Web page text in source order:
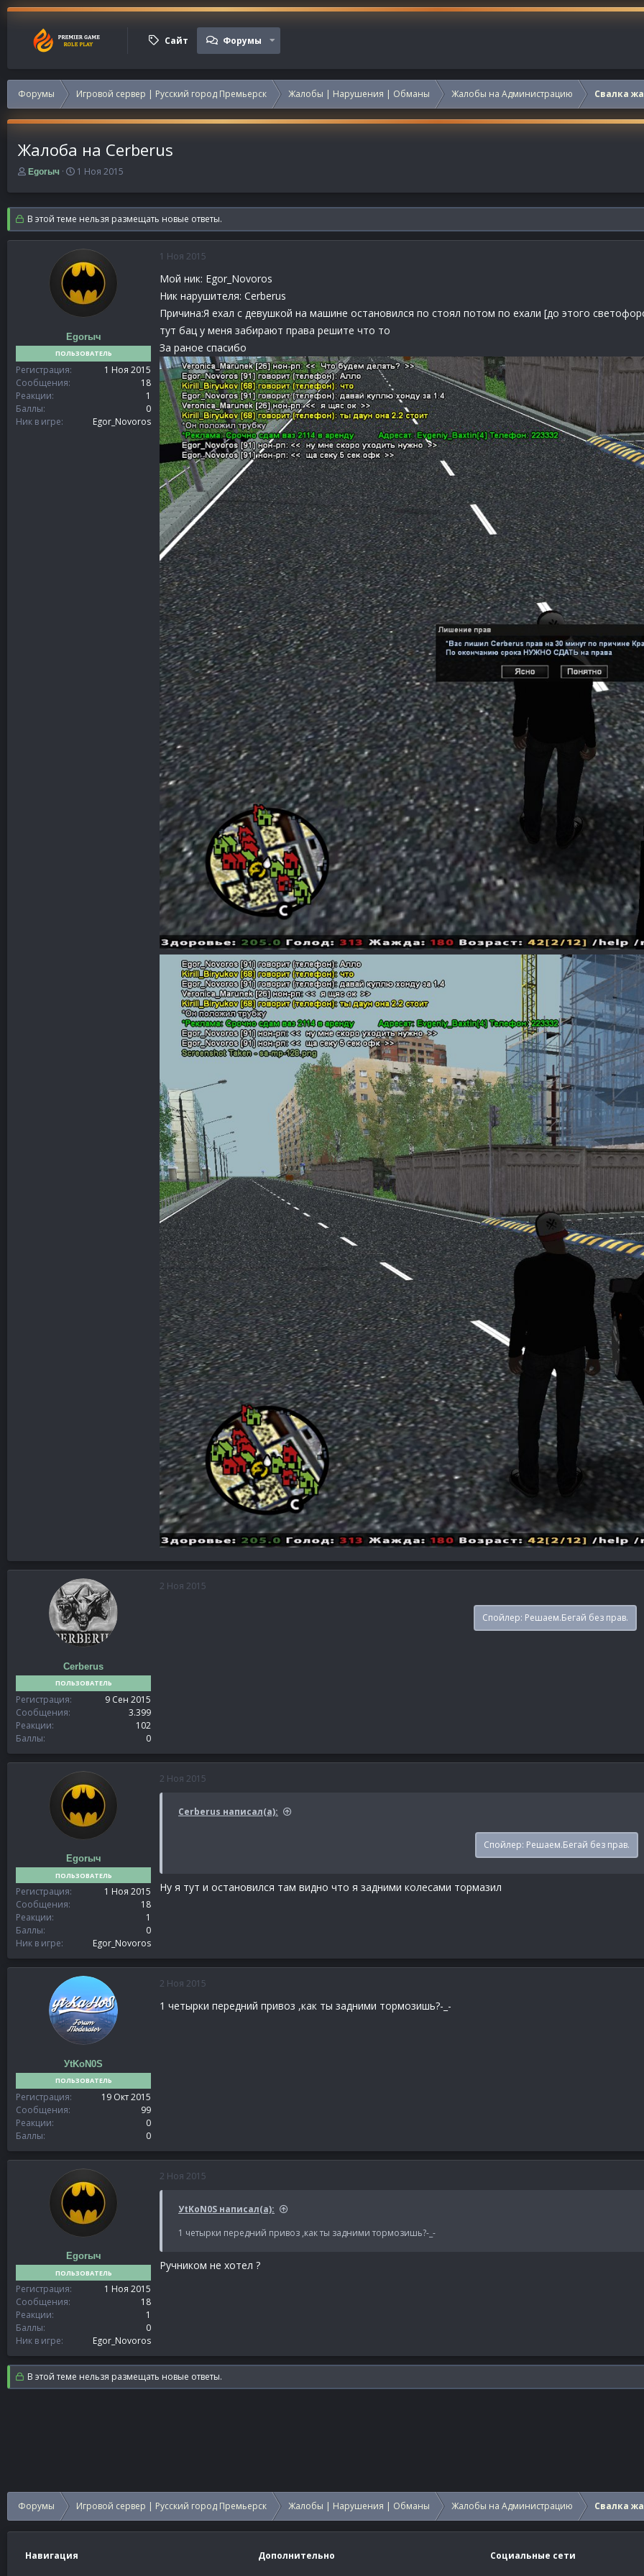
Сайт Форумы
Форумы Игровой сервер | Русский город Премьерск Жалобы | Нарушения | Обманы Жалобы на Администрацию Свалка
Жалоба на Cerberus
А
т
о
р
т
Egorыч
Д
т
а
н
а
ч
а
л
а
1 Ноя 2015
В этой теме нельзя размещать новые ответы.
Egorыч
ПОЛЬЗОВАТЕЛЬ
Регистрация
1 Ноя 2015
Сообщения
18
Реакции
1
Баллы
0
Ник в игре
Egor_Novoros
1 Ноя 2015
Мой ник: Egor_Novoros
Ник нарушителя: Cerberus
Причина:Я ехал с девушкой на машине остановился по стоял потом по ехали [до этого
тут бац у меня забирают права решите что то
За раное спасибо
Cerberus
ПОЛЬЗОВАТЕЛЬ
Регистрация
9 Сен 2015
Сообщения
3.399
Реакции
102
Баллы
0
2 Ноя 2015
Спойлер: Решаем.Бегай без прав.
Egorыч
ПОЛЬЗОВАТЕЛЬ
Регистрация
1 Ноя 2015
Сообщения
18
Реакции
1
Баллы
0
Ник в игре
Egor_Novoros
2 Ноя 2015
Cerberus написал(а):
Спойлер: Решаем.Бегай без прав.
Ну я тут и остановился там видно что я задними колесами тормазил
УtKoN0S
ПОЛЬЗОВАТЕЛЬ
Регистрация
19 Окт 2015
Сообщения
99
Реакции
0
Баллы
0
2 Ноя 2015
1 четырки передний привоз ,как ты задними тормозишь?-_-
Egorыч
ПОЛЬЗОВАТЕЛЬ
Регистрация
1 Ноя 2015
Сообщения
18
Реакции
1
Баллы
0
Ник в игре
Egor_Novoros
2 Ноя 2015
УtKoN0S написал(а):
1 четырки передний привоз ,как ты задними тормозишь?-_-
Ручником не хотел ?
В этой теме нельзя размещать новые ответы.
Форумы Игровой сервер | Русский город Премьерск Жалобы | Нарушения | Обманы Жалобы на Администрацию Свалка
Навигация Дополнительно Социальные сети